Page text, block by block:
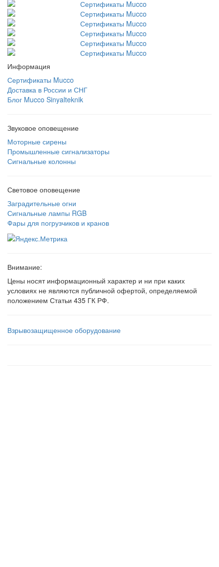
Информация
Сертификаты Mucco
Доставка в России и СНГ
Блог Mucco Sinyalteknik
Звуковое оповещение
Моторные сирены
Промышленные сигнализаторы
Сигнальные колонны
Световое оповещение
Заградительные огни
Сигнальные лампы RGB
Фары для погрузчиков и кранов
Внимание:
Цены носят информационный характер и ни при каких
условиях не являются публичной офертой, определяемой
положением Статьи 435 ГК РФ.
Взрывозащищенное оборудование